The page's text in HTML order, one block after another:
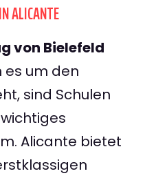
ALICANTE
von Bielefeld
es um den
sind Schulen
Alicante bietet